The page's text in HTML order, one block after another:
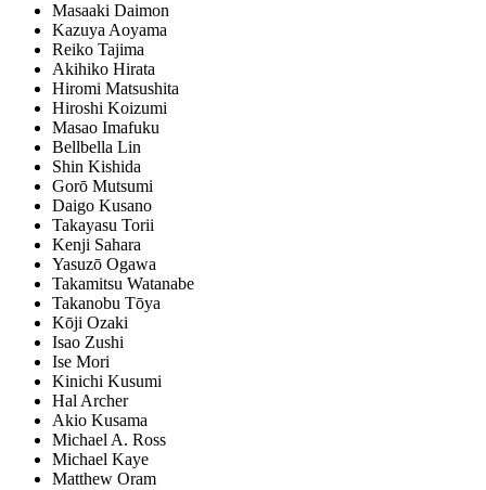
Masaaki Daimon
Kazuya Aoyama
Reiko Tajima
Akihiko Hirata
Hiromi Matsushita
Hiroshi Koizumi
Masao Imafuku
Bellbella Lin
Shin Kishida
Gorō Mutsumi
Daigo Kusano
Takayasu Torii
Kenji Sahara
Yasuzō Ogawa
Takamitsu Watanabe
Takanobu Tōya
Kōji Ozaki
Isao Zushi
Ise Mori
Kinichi Kusumi
Hal Archer
Akio Kusama
Michael A. Ross
Michael Kaye
Matthew Oram